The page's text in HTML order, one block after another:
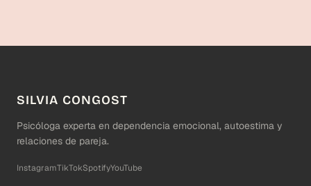
SILVIA CONGOST
Psicóloga experta en dependencia emocional, autoestima y
relaciones de pareja.
InstagramTikTokSpotifyYouTube